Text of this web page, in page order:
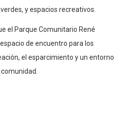
y espacios recreativos.
el Parque Comunitario René
de encuentro para los
el esparcimiento y un entorno